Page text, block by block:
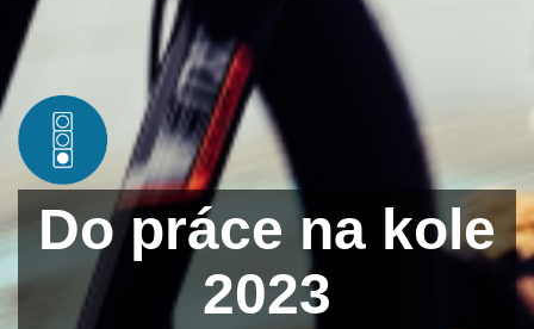
Do práce na kole
2023